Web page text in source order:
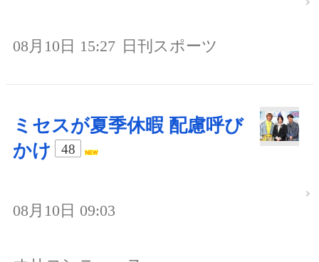
08月10日 15:27 日刊スポーツ
ミセスが夏季休暇 配慮呼び
かけ
48
08月10日 09:03